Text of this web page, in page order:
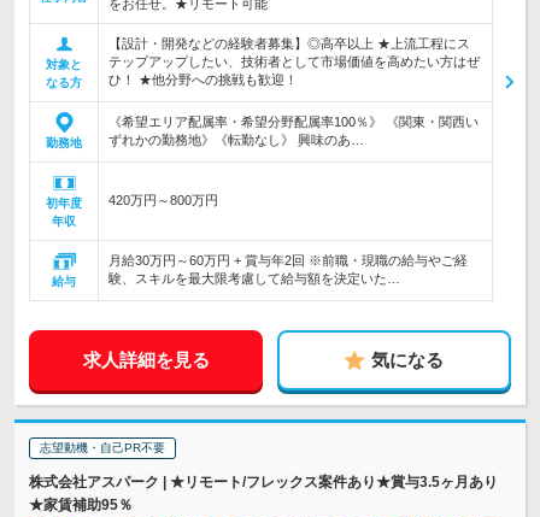
をお任せ。★リモート可能
対象と
なる方
【設計・開発などの経験者募集】◎高卒以上 ★上流工程にス
テップアップしたい、技術者として市場価値を高めたい方はぜ
ひ！ ★他分野への挑戦も歓迎！
勤務地
《希望エリア配属率・希望分野配属率100％》 《関東・関西い
ずれかの勤務地》《転勤なし》 興味のあ…
初年度
年収
420万円～800万円
給与
月給30万円～60万円 + 賞与年2回 ※前職・現職の給与やご経
験、スキルを最大限考慮して給与額を決定いた…
求人詳細を見る 気になる
志望動機・自己PR不要
株式会社アスパーク | ★リモート/フレックス案件あり★賞与3.5ヶ月あり
★家賃補助95％